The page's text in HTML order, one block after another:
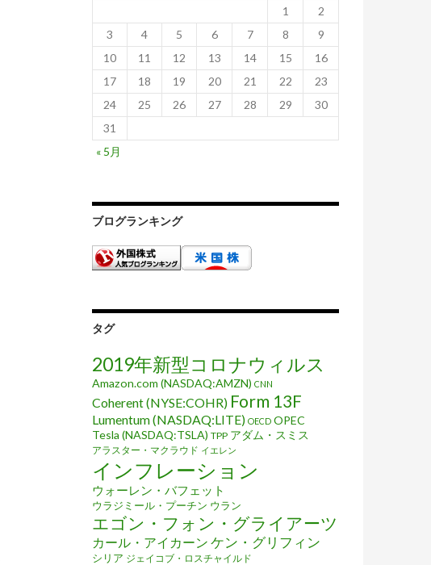
1
2
3
4 5 6 7 8
9
10
11 12 13 14 15
16
17
18 19 20 21 22
23
24
25 26 27 28 29
30
31
« 5月
ブログランキング
タグ
2019年新型コロナウィルス
Amazon.com (NASDAQ:AMZN) CNN
Coherent (NYSE:COHR) Form 13F
Lumentum (NASDAQ:LITE) OECD OPEC
Tesla (NASDAQ:TSLA) TPP アダム・スミス
アラスター・マクラウド イエレン
インフレーション
ウォーレン・バフェット
ウラジミール・プーチン ウラン
エゴン・フォン・グライアーツ
カール・アイカーン ケン・グリフィン
シリア ジェイコブ・ロスチャイルド